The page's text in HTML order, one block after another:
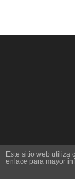
Este sitio web utiliza
enlace para mayor